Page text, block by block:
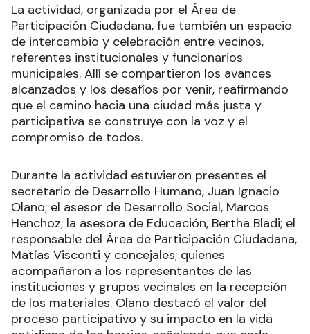
La actividad, organizada por el Área de
Participación Ciudadana, fue también un espacio
de intercambio y celebración entre vecinos,
referentes institucionales y funcionarios
municipales. Allí se compartieron los avances
alcanzados y los desafíos por venir, reafirmando
que el camino hacia una ciudad más justa y
participativa se construye con la voz y el
compromiso de todos.
Durante la actividad estuvieron presentes el
secretario de Desarrollo Humano, Juan Ignacio
Olano; el asesor de Desarrollo Social, Marcos
Henchoz; la asesora de Educación, Bertha Bladi; el
responsable del Área de Participación Ciudadana,
Matías Visconti y concejales; quienes
acompañaron a los representantes de las
instituciones y grupos vecinales en la recepción
de los materiales. Olano destacó el valor del
proceso participativo y su impacto en la vida